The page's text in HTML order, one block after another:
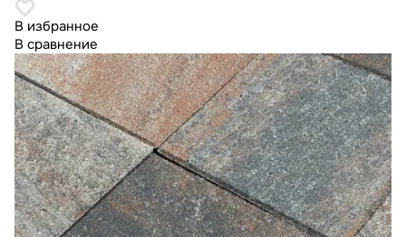
В избранное
В сравнение